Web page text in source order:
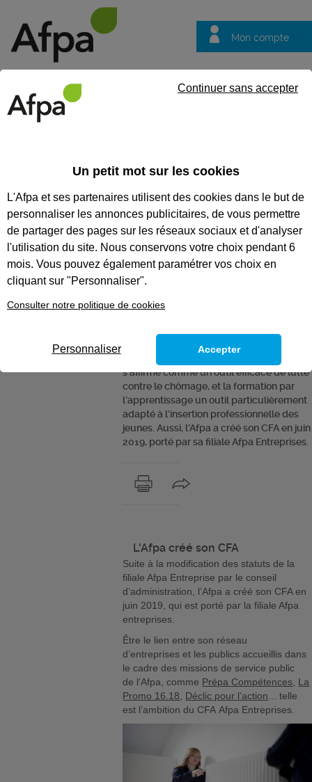
Mon compte
questions
Connaître l Afpa notre raison
d'être
Le Centre de
Formation des
Apprentis Afpa
Entreprises
naturellement dans les activités de
l’agence : la formation en alternance
s’affirme comme un outil efficace de lutte
contre le chômage, et la formation par
l’apprentissage un outil particulièrement
adapté à l’insertion professionnelle des
jeunes. Aussi, l'Afpa a créé son CFA en juin
2019, porté par sa filiale Afpa Entreprises.
L'Afpa créé son CFA
Suite à la modification des statuts de la
filiale Afpa Entreprise par le conseil
d’administration, l’Afpa a créé son CFA en
juin 2019, qui est porté par la filiale Afpa
entreprises.
Être le lien entre son réseau
d’entreprises et les publics accueillis dans
le cadre des missions de service public
de l’Afpa, comme Prépa Compétences La
Promo 16.18
Déclic pour l’action ... telle
est l’ambition du CFA Afpa Entreprises.
Un petit mot sur les cookies
L'Afpa et ses partenaires utilisent des cookies dans le but de
personnaliser les annonces publicitaires, de vous permettre
de partager des pages sur les réseaux sociaux et d'analyser
l'utilisation du site. Nous conservons votre choix pendant 6
mois. Vous pouvez également paramétrer vos choix en
cliquant sur "Personnaliser".
Consulter notre politique de cookies
Continuer sans accepter
Personnaliser Accepter